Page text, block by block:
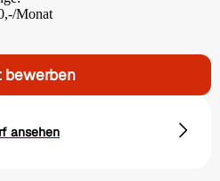
Monat
bewerben
ansehen